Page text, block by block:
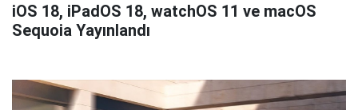
iOS 18, iPadOS 18, watchOS 11 ve macOS
Sequoia Yayınlandı